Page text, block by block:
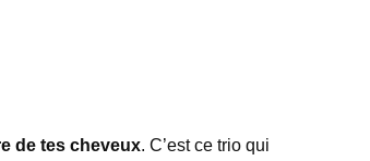
de tes cheveux. C’est ce trio qui